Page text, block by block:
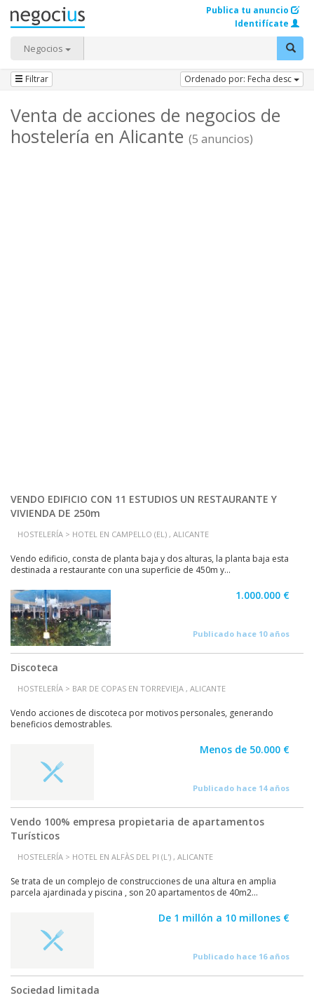
Negocios
Publica tu anuncio
Identifícate
Filtrar Ordenado por: Fecha desc
Venta de acciones de negocios de
hostelería en Alicante (5 anuncios)
VENDO EDIFICIO CON 11 ESTUDIOS UN RESTAURANTE Y
VIVIENDA DE 250m
HOSTELERÍA > HOTEL EN CAMPELLO (EL) , ALICANTE
Vendo edificio, consta de planta baja y dos alturas, la planta baja esta
destinada a restaurante con una superficie de 450m y...
1.000.000 €
Publicado hace 10 años
Discoteca
HOSTELERÍA > BAR DE COPAS EN TORREVIEJA , ALICANTE
Vendo acciones de discoteca por motivos personales, generando
beneficios demostrables.
Menos de 50.000 €
Publicado hace 14 años
Vendo 100% empresa propietaria de apartamentos
Turísticos
HOSTELERÍA > HOTEL EN ALFÀS DEL PI (L') , ALICANTE
Se trata de un complejo de construcciones de una altura en amplia
parcela ajardinada y piscina , son 20 apartamentos de 40m2...
De 1 millón a 10 millones €
Publicado hace 16 años
Sociedad limitada